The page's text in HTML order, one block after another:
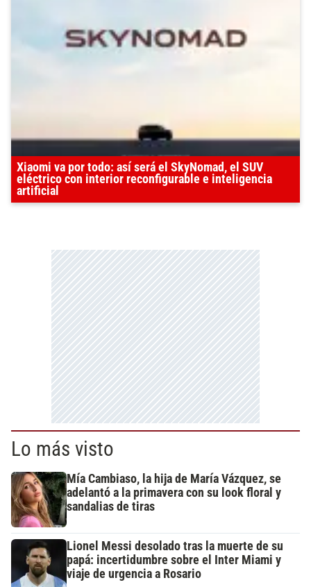
Xiaomi va por todo: así será el SkyNomad, el SUV
eléctrico con interior reconfigurable e inteligencia
artificial
Lo más visto
Mía Cambiaso, la hija de María Vázquez, se
adelantó a la primavera con su look floral y
sandalias de tiras
Lionel Messi desolado tras la muerte de su
papá: incertidumbre sobre el Inter Miami y
viaje de urgencia a Rosario